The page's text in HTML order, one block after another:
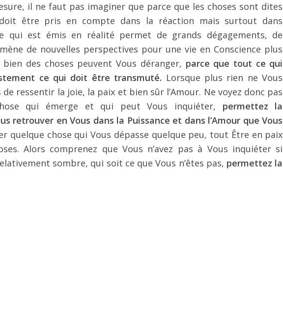
il ne faut pas imaginer que parce que les choses sont dites
être pris en compte dans la réaction mais surtout dans
qui est émis en réalité permet de grands dégagements, de
de nouvelles perspectives pour une vie en Conscience plus
des choses peuvent Vous déranger, parce que tout ce qui
ce qui doit être transmuté. Lorsque plus rien ne Vous
ressentir la joie, la paix et bien sûr l’Amour. Ne voyez donc pas
qui émerge et qui peut Vous inquiéter, permettez la
retrouver en Vous dans la Puissance et dans l’Amour que Vous
quelque chose qui Vous dépasse quelque peu, tout Être en paix
Alors comprenez que Vous n’avez pas à Vous inquiéter si
sombre, qui soit ce que Vous n’êtes pas, permettez la